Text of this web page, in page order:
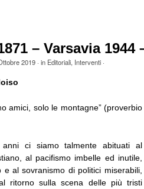
– Varsavia 1944
2019· in Editoriali, Interventi·
amici, solo le montagne” (proverbio
anni ci siamo talmente abituati al
al pacifismo imbelle ed inutile,
e al sovranismo di politici miserabili,
ritorno sulla scena delle più tristi